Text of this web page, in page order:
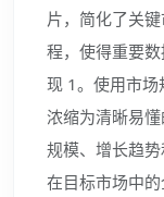
片，简化了关
程，使得重要
现 1。使用市场
浓缩为清晰易
规模、增长趋
在目标市场中